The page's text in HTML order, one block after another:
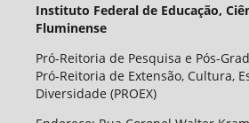
Instituto Federal de Educação,
Fluminense
Pró-Reitoria de Pesquisa e Pós-
Pró-Reitoria de Extensão, Cultura,
Diversidade (PROEX)